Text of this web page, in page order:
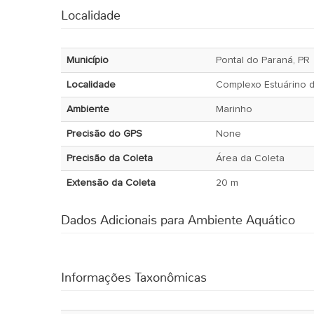
Localidade
Município Pontal do Paraná, PR
Localidade Complexo Estuárino
Ambiente Marinho
Precisão do GPS None
Precisão da Coleta Área da Coleta
Extensão da Coleta 20 m
Dados Adicionais para Ambiente Aquático
Informações Taxonômicas